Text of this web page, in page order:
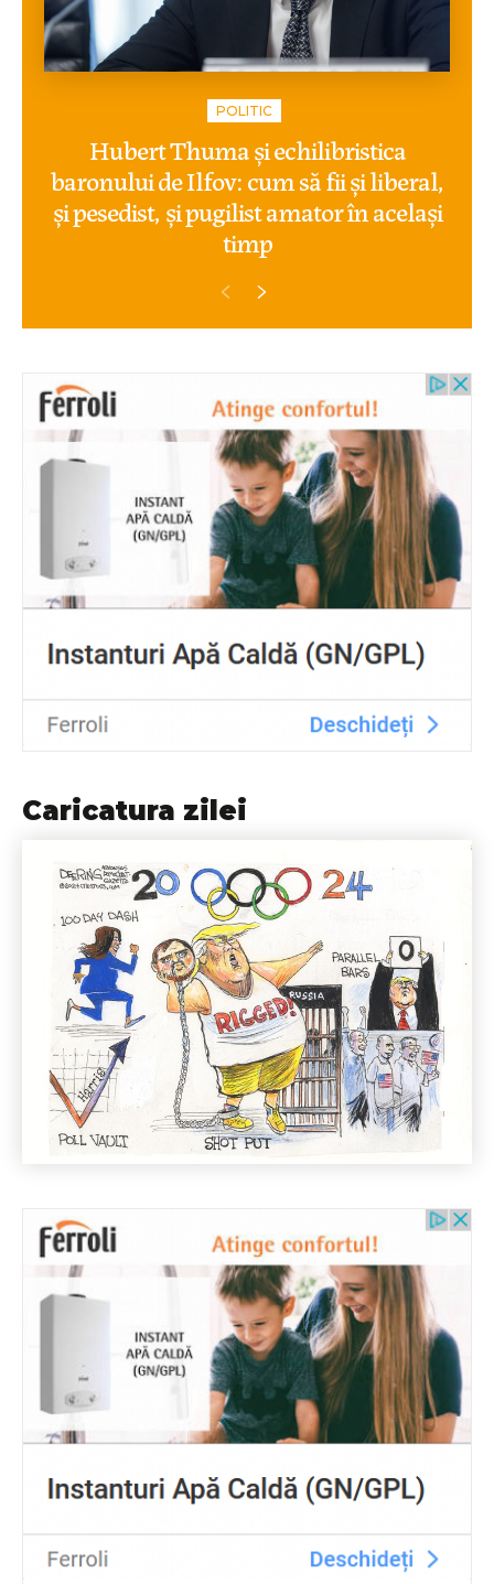
POLITIC
Hubert Thuma și echilibristica
baronului de Ilfov: cum să fii și liberal,
și pesedist, și pugilist amator în același
timp
Caricatura zilei